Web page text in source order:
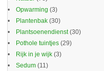
Opwarming (3)
Plantenbak (30)
Plantsoenendienst(30)
Pothole tuintjes (29)
Rijk in je wijk (3)
Sedum (11)